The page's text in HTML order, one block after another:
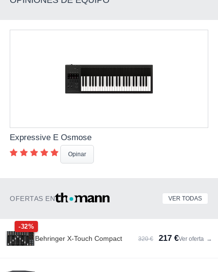
Expressive E Osmose
Opinar
OFERTAS EN VER TODAS
-32%
Behringer X-Touch Compact 320 € 217 €Ver oferta →